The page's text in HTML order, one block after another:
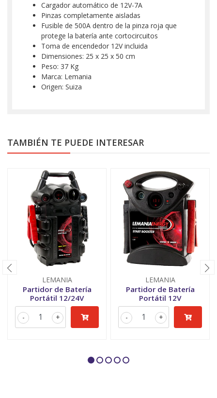
Cargador automático de 12V-7A
Pinzas completamente aisladas
Fusible de 500A dentro de la pinza roja que
protege la batería ante cortocircuitos
Toma de encendedor 12V incluida
Dimensiones: 25 x 25 x 50 cm
Peso: 37 Kg
Marca: Lemania
Origen: Suiza
TAMBIÉN TE PUEDE INTERESAR
LEMANIA
Partidor de Batería
Portátil 12/24V
+
-
LEMANIA
Partidor de Batería
Portátil 12V
+
-